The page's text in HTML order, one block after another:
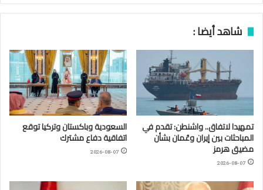
شاهد أيضا :
تمهيدا لاتفاق.. واشنطن: تقدم في
المباحثات بين إيران وعُمان بشأن
مضيق هرمز
2026-08-07
السعودية وباكستان وتركيا توقع
اتفاقية دفاع مشترك
2026-08-07